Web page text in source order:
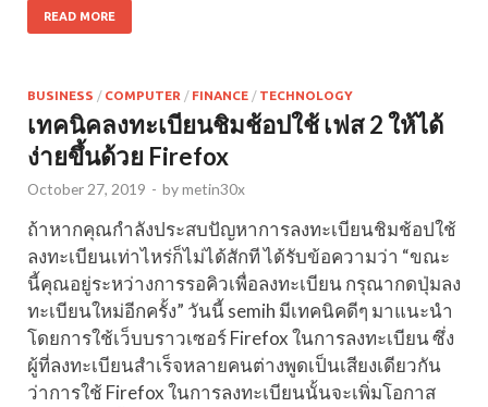
READ MORE
BUSINESS / COMPUTER / FINANCE / TECHNOLOGY
เทคนิคลงทะเบียนชิมช้อปใช้ เฟส 2 ให้ได้
ง่ายขึ้นด้วย Firefox
October 27, 2019 - bymetin30x
ถ้าหากคุณกำลังประสบปัญหาการลงทะเบียนชิมช้อปใช้
ลงทะเบียนเท่าไหร่ก็ไม่ได้สักที ได้รับข้อความว่า “ขณะ
นี้คุณอยู่ระหว่างการรอคิวเพื่อลงทะเบียน กรุณากดปุ่มลง
ทะเบียนใหม่อีกครั้ง” วันนี้ semih มีเทคนิคดีๆ มาแนะนำ
โดยการใช้เว็บบราวเซอร์ Firefox ในการลงทะเบียน ซึ่ง
ผู้ที่ลงทะเบียนสำเร็จหลายคนต่างพูดเป็นเสียงเดียวกัน
ว่าการใช้ Firefox ในการลงทะเบียนนั้นจะเพิ่มโอกาส